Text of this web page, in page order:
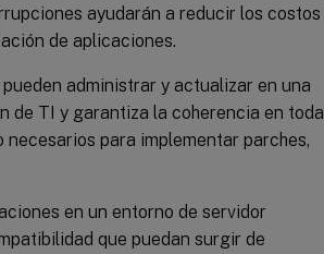
ayudarán a reducir los costos
de aplicaciones.
administrar y actualizar en una
de TI y garantiza la coherencia en toda
para implementar parches,
en un entorno de servidor
que puedan surgir de